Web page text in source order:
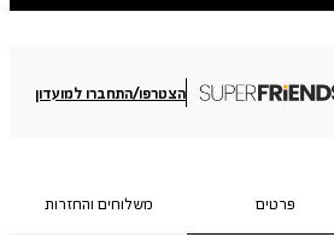
הצטרפו/התחברו למועדון
פרטים משלוחים והחזרות